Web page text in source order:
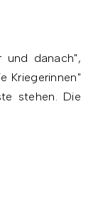
und danach",
Kriegerinnen"
stehen. Die